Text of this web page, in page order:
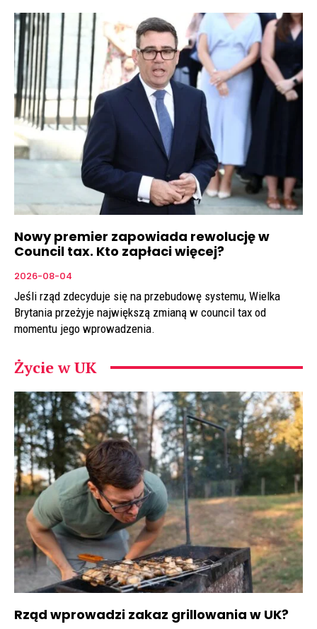
Nowy premier zapowiada rewolucję w
Council tax. Kto zapłaci więcej?
2026-08-04
Jeśli rząd zdecyduje się na przebudowę systemu, Wielka
Brytania przeżyje największą zmianą w council tax od
momentu jego wprowadzenia.
Życie w UK
Rząd wprowadzi zakaz grillowania w UK?